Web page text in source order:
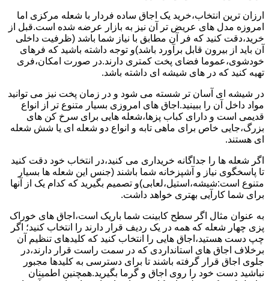
ارزان ترین انتخاب،خرید یک اجاق ساده فردار با شعله مرکزی اما
امروزه مدل های عریض تر آن نیز به بازار عرضه شده است.قبل از
خرید،دقت کنید که فر آن مطابق با نیاز شما باشد (ظرفیت داخلی
آن باید از بیرون قابل برآورد باشد)و توجه داشته باشید که فرهای
خودشوی،عموما فضای پخت کمتری دارند.در صورت امکان،فری
تهیه کنید که در های شیشه ای داشته باشد.
در شیشه ای آسان تر شسته می شود و در زمان پخت نیز می توانید
مواد داخل آن را ببینید.اجاق های امروزی بسیار متنوع تر از انواع
قدیمی است و دارای کباب پزها،شعله هایی برای سرخ کن های
بزرگ،جایی خاص برای ماهی تابه و انواع دو شعله ای یا شش شعله
ای هستند.
اگر شعله ها را جداگانه خریداری می کنید،در انتخاب خود دقت کنید
تا پاسخگوی نیاز و آشپزخانه شما باشند (جنس این شعله ها بسیار
متنوع است:شیشه،استیل،لعابی)و تصمیم بگیرید که کدام یک از آنها
برای شما کارآیی بهتری خواهد داشت.
به عنوان مثال اگر سطح کابینت شما باریک است،اجاق های خوراک
پزی چهار شعله که همه در یک ردیف قرار دارند را انتخاب کنید؛ اگر
چپ دست هستید،اجاق هایی را انتخاب کنید که کلیدهای تنظیم آن
برخلاف اجاق های استانداردی که در سمت راست قرار دارند،در
جلوی اجاق قرار گرفته باشند تا برای دسترسی به کلیدها مجبور
نباشید دست خود را روی اجاق و گرما بگیرید.همچنین اطمینان